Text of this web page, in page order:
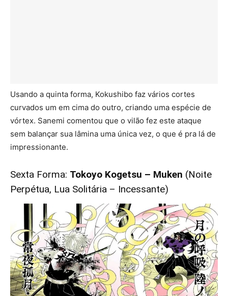
Usando a quinta forma, Kokushibo faz vários cortes
curvados um em cima do outro, criando uma espécie de
vórtex. Sanemi comentou que o vilão fez este ataque
sem balançar sua lâmina uma única vez, o que é pra lá de
impressionante.
Sexta Forma: Tokoyo Kogetsu – Muken (Noite
Perpétua, Lua Solitária – Incessante)